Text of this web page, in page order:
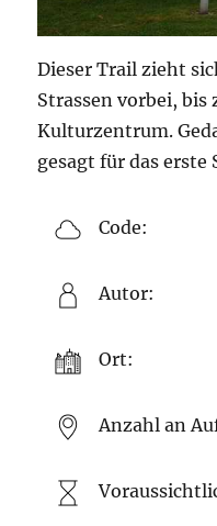
Dieser Trail zieht
Strassen vorbei, bis
Kulturzentrum.
gesagt für das erste
Code:
Autor:
Ort:
Anzahl an